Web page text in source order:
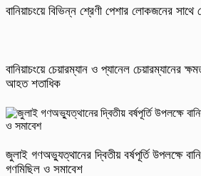
বানিয়াচংয়ে বিভিন্ন শ্রেণী পেশার লোকজনের
বানিয়াচংয়ে চেয়ারম্যান ও প্যানেল চেয়ারম্যানের
আহত শতাধিক
জুলাই গণঅভ্যুত্থানের দ্বিতীয় বর্ষপূর্তি উপলক্ষে
গণমিছিল ও সমাবেশ